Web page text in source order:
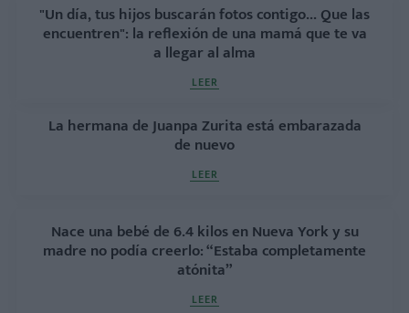
"Un día, tus hijos buscarán fotos contigo... Que las
encuentren": la reflexión de una mamá que te va
a llegar al alma
LEER
La hermana de Juanpa Zurita está embarazada
de nuevo
LEER
Nace una bebé de 6.4 kilos en Nueva York y su
madre no podía creerlo: “Estaba completamente
atónita”
LEER